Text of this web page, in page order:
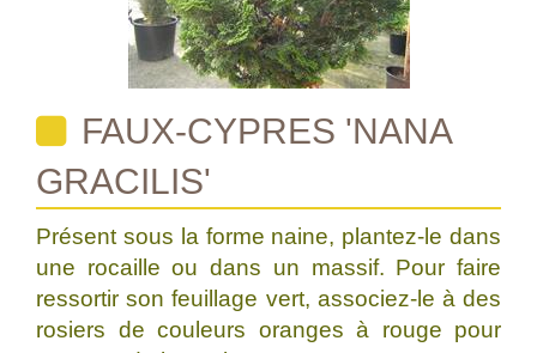
FAUX-CYPRES 'NANA
GRACILIS'
Présent sous la forme naine, plantez-le dans
une rocaille ou dans un massif. Pour faire
ressortir son feuillage vert, associez-le à des
rosiers de couleurs oranges à rouge pour